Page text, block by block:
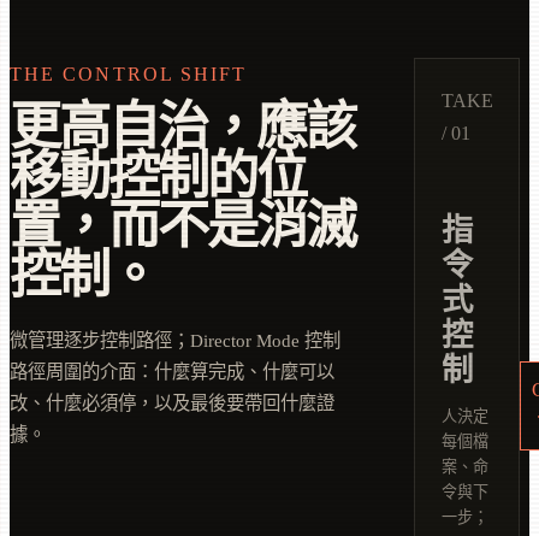
THE CONTROL SHIFT
更高自治，應該
移動控制的位
置，而不是消滅
控制。
微管理逐步控制路徑；Director Mode 控制
路徑周圍的介面：什麼算完成、什麼可以
改、什麼必須停，以及最後要帶回什麼證
據。
TAKE
/ 01
指
令
式
控
制
人決定
每個檔
案、命
令與下
一步；